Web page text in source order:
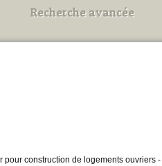
Recherche avancée
Utilisez les champs ci-dessous
construction de logements ouvriers -